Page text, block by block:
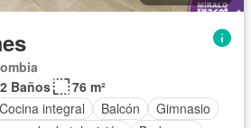
2 Baños
76 m²
Cocina integral Balcón
Gimnasio